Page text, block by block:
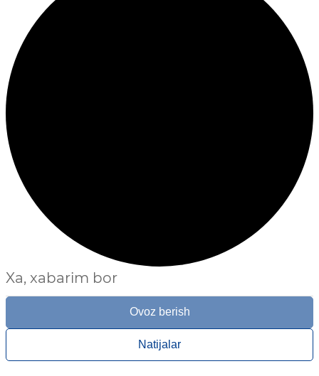
Xa, xabarim bor
Ovoz berish
Natijalar